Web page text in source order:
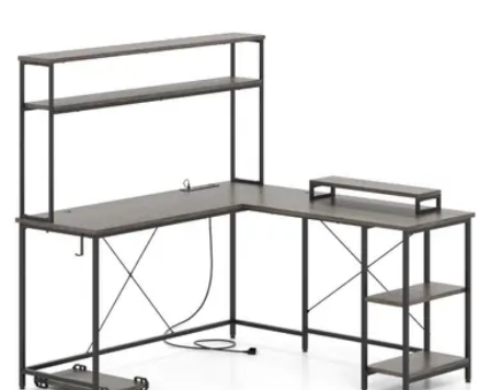
Conseils d'ÉclairageTendancesComparatif
wereldvanverlichting.nl